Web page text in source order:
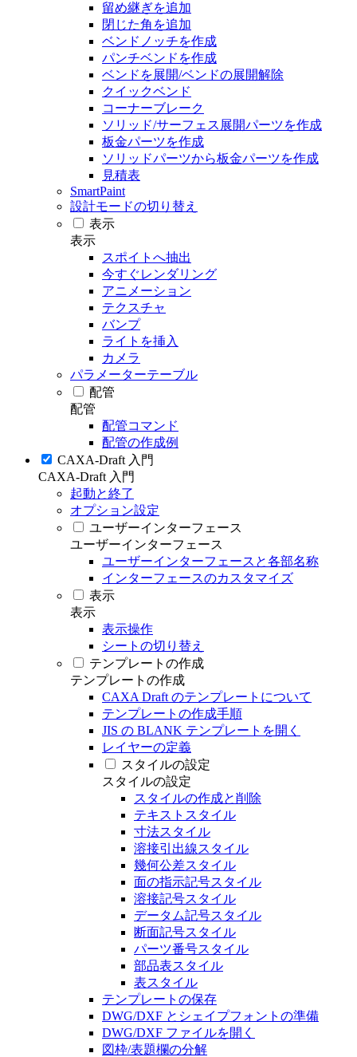
留め継ぎを追加
閉じた角を追加
ベンドノッチを作成
パンチベンドを作成
ベンドを展開/ベンドの展開解除
クイックベンド
コーナーブレーク
ソリッド/サーフェス展開パーツを作成
板金パーツを作成
ソリッドパーツから板金パーツを作成
見積表
SmartPaint
設計モードの切り替え
表示
表示
スポイトへ抽出
今すぐレンダリング
アニメーション
テクスチャ
バンプ
ライトを挿入
カメラ
パラメーターテーブル
配管
配管
配管コマンド
配管の作成例
CAXA-Draft 入門
CAXA-Draft 入門
起動と終了
オプション設定
ユーザーインターフェース
ユーザーインターフェース
ユーザーインターフェースと各部名称
インターフェースのカスタマイズ
表示
表示
表示操作
シートの切り替え
テンプレートの作成
テンプレートの作成
CAXA Draft のテンプレートについて
テンプレートの作成手順
JIS の BLANK テンプレートを開く
レイヤーの定義
スタイルの設定
スタイルの設定
スタイルの作成と削除
テキストスタイル
寸法スタイル
溶接引出線スタイル
幾何公差スタイル
面の指示記号スタイル
溶接記号スタイル
データム記号スタイル
断面記号スタイル
パーツ番号スタイル
部品表スタイル
表スタイル
テンプレートの保存
DWG/DXF とシェイプフォントの準備
DWG/DXF ファイルを開く
図枠/表題欄の分解